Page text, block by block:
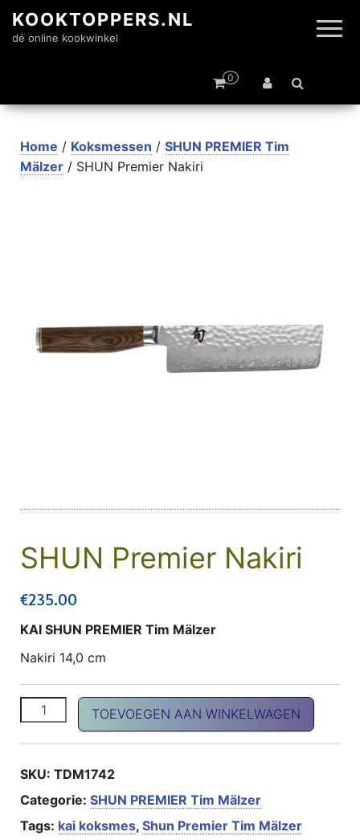
KOOKTOPPERS.NL
dé online kookwinkel
0
Home / Koksmessen / SHUN PREMIER Tim
Mälzer / SHUN Premier Nakiri
SHUN Premier Nakiri
€235.00
KAI SHUN PREMIER Tim Mälzer
Nakiri 14,0 cm
SHUN Premier Nakiri aantal
TOEVOEGEN AAN WINKELWAGEN
SKU: TDM1742
Categorie: SHUN PREMIER Tim Mälzer
Tags: kai koksmes, Shun Premier Tim Mälzer